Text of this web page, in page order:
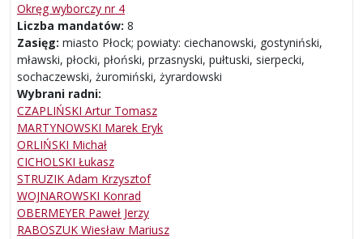
Okręg wyborczy nr 4
Liczba mandatów: 8
Zasięg: miasto Płock; powiaty: ciechanowski, gostyniński,
mławski, płocki, płoński, przasnyski, pułtuski, sierpecki,
sochaczewski, żuromiński, żyrardowski
Wybrani radni:
CZAPLIŃSKI Artur Tomasz
MARTYNOWSKI Marek Eryk
ORLIŃSKI Michał
CICHOLSKI Łukasz
STRUZIK Adam Krzysztof
WOJNAROWSKI Konrad
OBERMEYER Paweł Jerzy
RABOSZUK Wiesław Mariusz